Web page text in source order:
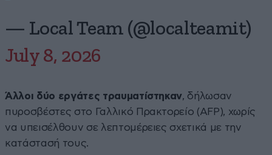
— Local Team (@localteamit)
July 8, 2026
Άλλοι δύο εργάτες τραυματίστηκαν, δήλωσαν
πυροσβέστες στο Γαλλικό Πρακτορείο (AFP), χωρίς
να υπεισέλθουν σε λεπτομέρειες σχετικά με την
κατάστασή τους.